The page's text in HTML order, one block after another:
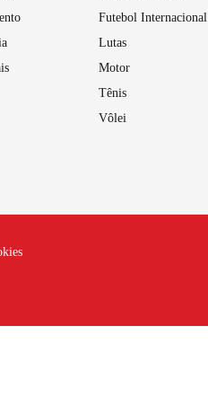
Futebol Internacional
Lutas
Motor
Tênis
Vôlei